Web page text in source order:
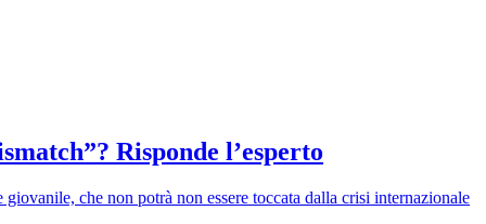
Risponde l’esperto
che non potrà non essere toccata dalla crisi internazionale